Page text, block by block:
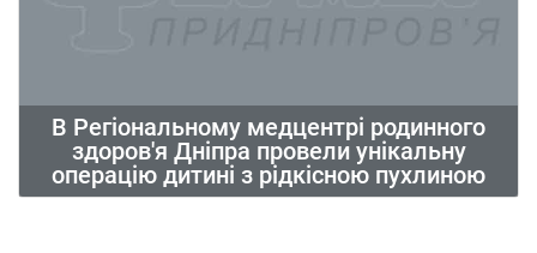
В Регіональному медцентрі родинного
здоров'я Дніпра провели унікальну
операцію дитині з рідкісною пухлиною